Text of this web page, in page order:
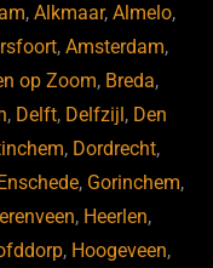
,Alkmaar,Almelo,
,Amsterdam,
op Zoom, Breda,
, Delft, Delfzijl, Den
, Dordrecht,
, Gorinchem,
, Heerlen,
, Hoogeveen,